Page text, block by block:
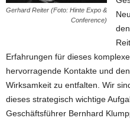
Gerhard Reiter (Foto: Hinte Expo &
Conference)
Erfahrungen für dieses
hervorragende Kontakte und
Wirksamkeit zu entfalten. Wir
dieses strategisch wichtige
Geschäftsführer Bernhard